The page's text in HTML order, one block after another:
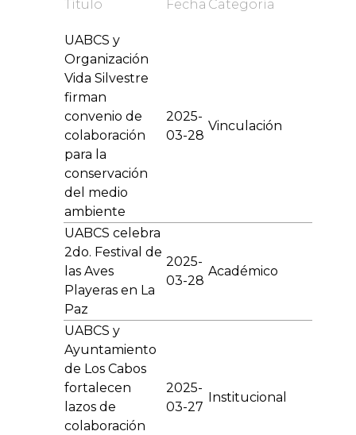
Título Fecha Categoría
UABCS y
Organización
Vida Silvestre
firman
convenio de
colaboración
para la
conservación
del medio
ambiente
2025-
03-28
Vinculación
UABCS celebra
2do. Festival de
las Aves
Playeras en La
Paz
2025-
03-28
Académico
UABCS y
Ayuntamiento
de Los Cabos
fortalecen
lazos de
colaboración
2025-
03-27
Institucional